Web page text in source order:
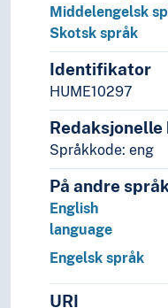
Middelengelsk
Skotsk språk
Identifikator
HUME10297
Språkkode: eng
På andre
English
language
Engelsk språk
URI